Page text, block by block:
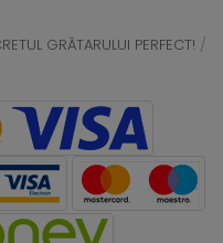
GRĂTARULUI PERFECT! /